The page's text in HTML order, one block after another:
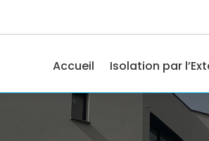
Accueil Isolation par